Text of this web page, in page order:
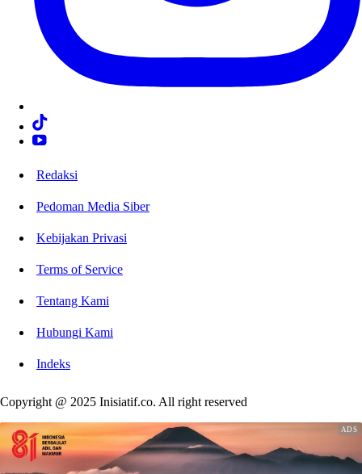
Redaksi
Pedoman Media Siber
Kebijakan Privasi
Terms of Service
Tentang Kami
Hubungi Kami
Indeks
Copyright @ 2025 Inisiatif.co. All right reserved